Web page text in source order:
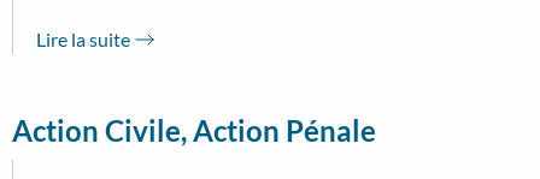
Lire la suite
Action Civile, Action Pénale